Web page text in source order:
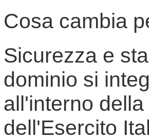
Cosa cambia
Sicurezza e
dominio si
all'interno
dell'Esercito